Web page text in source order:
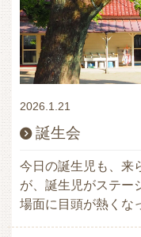
2026.1.21
誕生会
今日の誕生児も、来
が、誕生児がステー
場面に目頭が熱くな